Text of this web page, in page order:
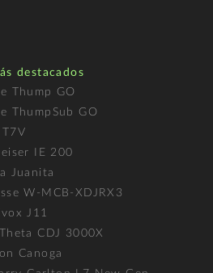
destacados
Thump GO
ThumpSub GO
IE 200
Juanita
W-MCB-XDJRX3
J11
CDJ 3000X
Canoga